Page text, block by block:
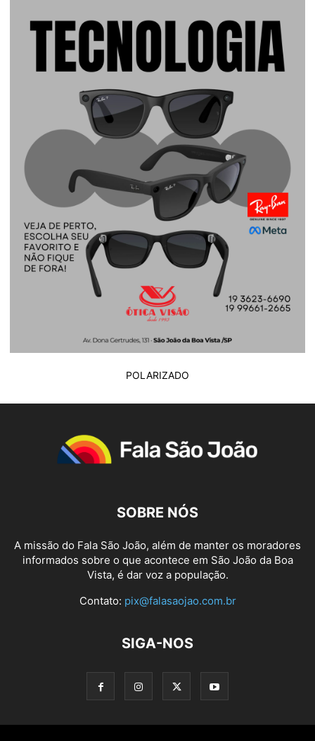
POLARIZADO
SOBRE NÓS
A missão do Fala São João, além de manter os moradores
informados sobre o que acontece em São João da Boa
Vista, é dar voz a população.
Contato: pix@falasaojao.com.br
SIGA-NOS